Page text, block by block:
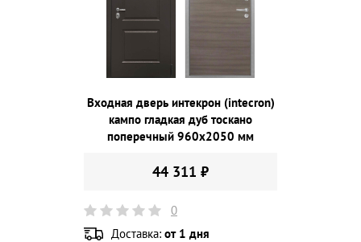
Входная дверь интекрон (intecron)
кампо гладкая дуб тоскано
поперечный 960х2050 мм
44 311 ₽
0
Доставка: от 1 дня